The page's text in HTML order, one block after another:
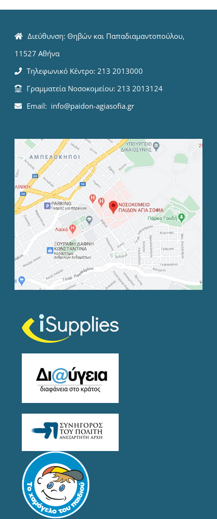
Διεύθυνση: Θηβών και Παπαδιαμαντοπούλου,
11527 Αθήνα
Τηλεφωνικό Κέντρο: 213 2013000
Γραμματεία Νοσοκομείου: 213 2013124
Email: info@paidon-agiasofia.gr